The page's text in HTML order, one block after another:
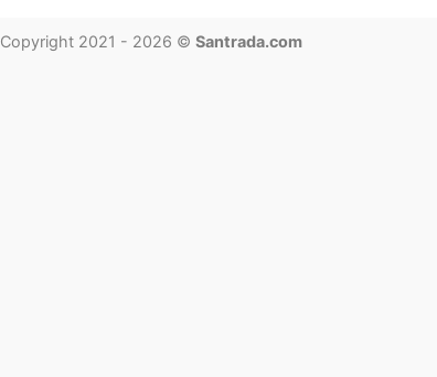
Copyright 2021 - 2026 © Santrada.com